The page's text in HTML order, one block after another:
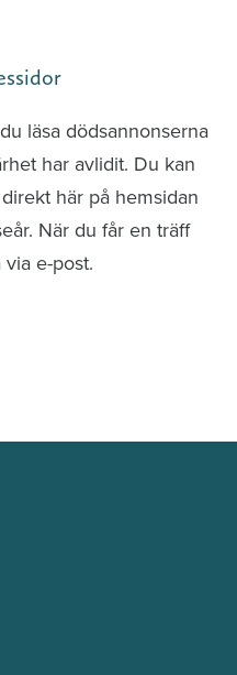
läsa dödsannonserna
har avlidit. Du kan
här på hemsidan
När du får en träff
e-post.